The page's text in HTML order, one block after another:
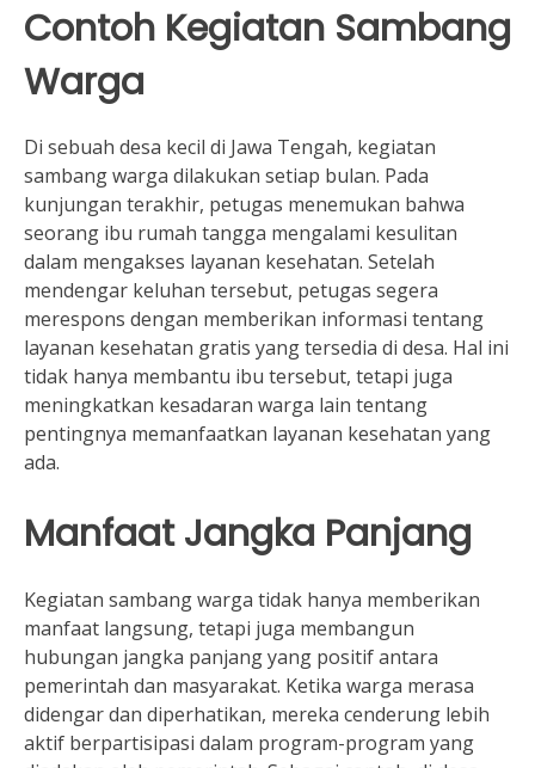
Contoh Kegiatan Sambang
Warga
Di sebuah desa kecil di Jawa Tengah, kegiatan
sambang warga dilakukan setiap bulan. Pada
kunjungan terakhir, petugas menemukan bahwa
seorang ibu rumah tangga mengalami kesulitan
dalam mengakses layanan kesehatan. Setelah
mendengar keluhan tersebut, petugas segera
merespons dengan memberikan informasi tentang
layanan kesehatan gratis yang tersedia di desa. Hal ini
tidak hanya membantu ibu tersebut, tetapi juga
meningkatkan kesadaran warga lain tentang
pentingnya memanfaatkan layanan kesehatan yang
ada.
Manfaat Jangka Panjang
Kegiatan sambang warga tidak hanya memberikan
manfaat langsung, tetapi juga membangun
hubungan jangka panjang yang positif antara
pemerintah dan masyarakat. Ketika warga merasa
didengar dan diperhatikan, mereka cenderung lebih
aktif berpartisipasi dalam program-program yang